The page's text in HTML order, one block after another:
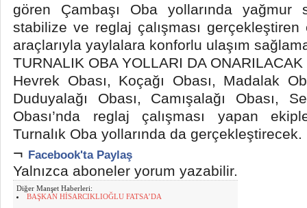
gören Çambaşı Oba yollarında yağmur
stabilize ve reglaj çalışması gerçekleştiren
araçlarıyla yaylalara konforlu ulaşım
TURNALIK OBA YOLLARI DA ONARILACAK
Hevrek Obası, Koçağı Obası, Madalak
Duduyalağı Obası, Camışalağı Obası,
Obası’nda reglaj çalışması yapan
Turnalık Oba yollarında da gerçekleştirecek.
¬ Facebook'ta Paylaş
Yalnızca aboneler yorum yazabilir.
Diğer Manşet Haberleri:
BAŞKAN HİSARCIKLIOĞLU FATSA’DA